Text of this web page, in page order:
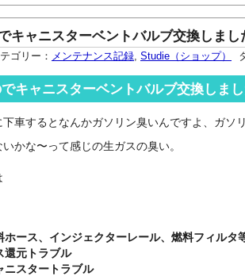
キャニスターベントバルブ交換しまし
ゴリー： メンテナンス記録, Studie（ショップ）
キャニスターベントバルブ交換しまし
車するとなんかガソリン臭いんですよ、ガソ
かな〜って感じの生ガスの臭い。
ース、 インジェクターレール、 燃料フィルタ
還元トラブル
ニスタートラブル